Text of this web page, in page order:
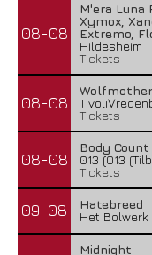
08-08
M'era Luna
Xymox,
Extremo,
Hildesheim
Tickets
08-08
Wolfmother
Tickets
08-08
Body
013 (013
Tickets
09-08
Hatebreed
Het Bolwerk
Midnight